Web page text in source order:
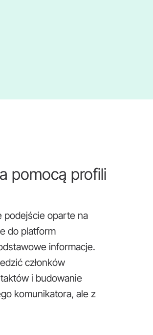
pomocą profili
podejście oparte na
do platform
informacje.
członków
i budowanie
komunikatora, ale z